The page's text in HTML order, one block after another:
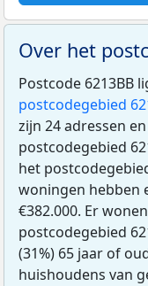
Over het
Postcode 6213BB
postcodegebied
zijn 24 adressen
postcodegebied
het
woningen hebben
€382.000. Er
postcodegebied
(31%) 65 jaar of
huishoudens van